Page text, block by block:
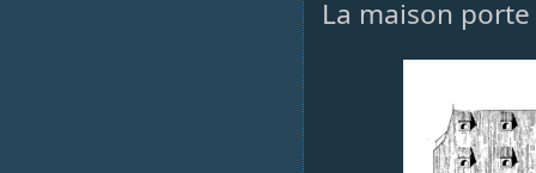
La maison porte